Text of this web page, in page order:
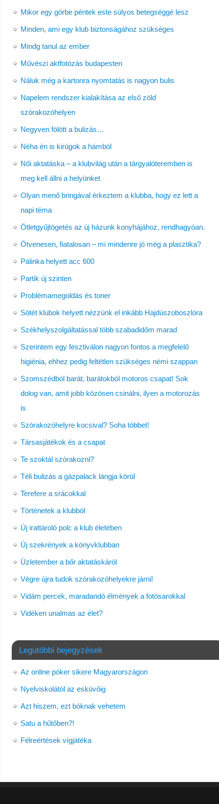
Mikor egy görbe péntek este súlyos betegséggé lesz
Minden, ami egy klub biztonságához szükséges
Mindg tanul az ember
Művészi aktfotózás budapesten
Náluk még a kartonra nyomtatás is nagyon bulis
Napelem rendszer kialakítása az első zöld
szórakozóhelyen
Negyven fölött a bulizás…
Néha én is kirúgok a hámból
Női aktatáska – a klubvilág után a tárgyalóteremben is
meg kell állni a helyünket
Olyan menő bringával érkeztem a klubba, hogy ez lett a
napi téma
Ötletgyűjtögetés az új házunk konyhájához, rendhagyóan.
Ötvenesen, fiatalosan – mi mindenre jó még a plasztika?
Pálinka helyett acc 600
Partik új szinten
Problémamegoldás és toner
Sötét klubok helyett nézzünk el inkább Hajdúszoboszlóra
Székhelyszolgáltatással több szabadidőm marad
Szerintem egy fesztiválon nagyon fontos a megfelelő
higiénia, ehhez pedig feltétlen szükséges némi szappan
Szomszédból barát, barátokból motoros csapat! Sok
dolog van, amit jobb közösen csinálni, ilyen a motorozás
is
Szórakozóhelyre kocsival? Soha többet!
Társasjátékok és a csapat
Te szoktál szórakozni?
Téli bulizás a gázpalack lángja körül
Terefere a srácokkal
Történetek a klubból
Új irattároló polc a klub életében
Új szekrények a könyvklubban
Üzletember a bőr aktatáskáról
Végre újra tudok szórakozóhelyekre járni!
Vidám percek, maradandó élmények a fotósarokkal
Vidéken unalmas az élet?
Legutóbbi bejegyzések
Az online póker sikere Magyarországon
Nyelviskolától az esküvőig
Azt hiszem, ezt bóknak vehetem
Satu a hűtőben?!
Félreértések vígjátéka